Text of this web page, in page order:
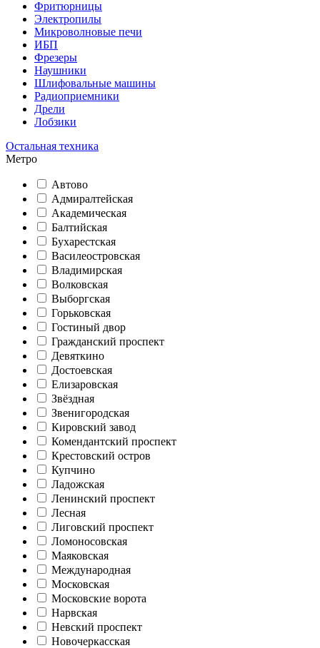
Фритюрницы
Электропилы
Микроволновые печи
ИБП
Фрезеры
Наушники
Шлифовальные машины
Радиоприемники
Дрели
Лобзики
Остальная техника
Метро
Автово
Адмиралтейская
Академическая
Балтийская
Бухарестская
Василеостровская
Владимирская
Волковская
Выборгская
Горьковская
Гостиный двор
Гражданский проспект
Девяткино
Достоевская
Елизаровская
Звёздная
Звенигородская
Кировский завод
Комендантский проспект
Крестовский остров
Купчино
Ладожская
Ленинский проспект
Лесная
Лиговский проспект
Ломоносовская
Маяковская
Международная
Московская
Московские ворота
Нарвская
Невский проспект
Новочеркасская